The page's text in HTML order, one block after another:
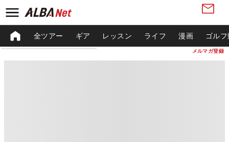
メルマガ登録
全ツアー ギア レッスン ライフ 漫画 ゴル